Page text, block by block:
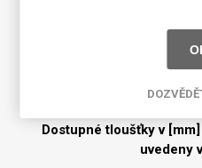
HPL Earthenware
mm x
Dostupné tloušťky v
uvedeny